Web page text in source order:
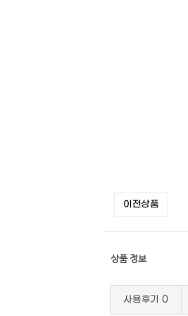
이전상품
상품 정보
사용후기 0